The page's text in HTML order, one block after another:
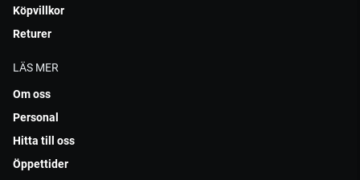
Köpvillkor
Returer
LÄS MER
Om oss
Personal
Hitta till oss
Öppettider